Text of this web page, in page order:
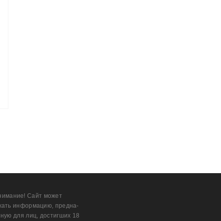
Сайт может
информацию, предна­
для лиц, дости­гших 18